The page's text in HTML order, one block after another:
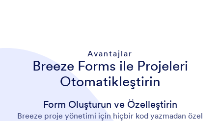
Avantajlar
Breeze Forms ile Projeleri
Otomatikleştirin
Form Oluşturun ve Özelleştirin
Breeze proje yönetimi için hiçbir kod yazmadan özel